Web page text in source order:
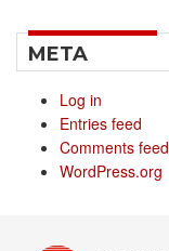
META
Log in
Entries feed
Comments feed
WordPress.org